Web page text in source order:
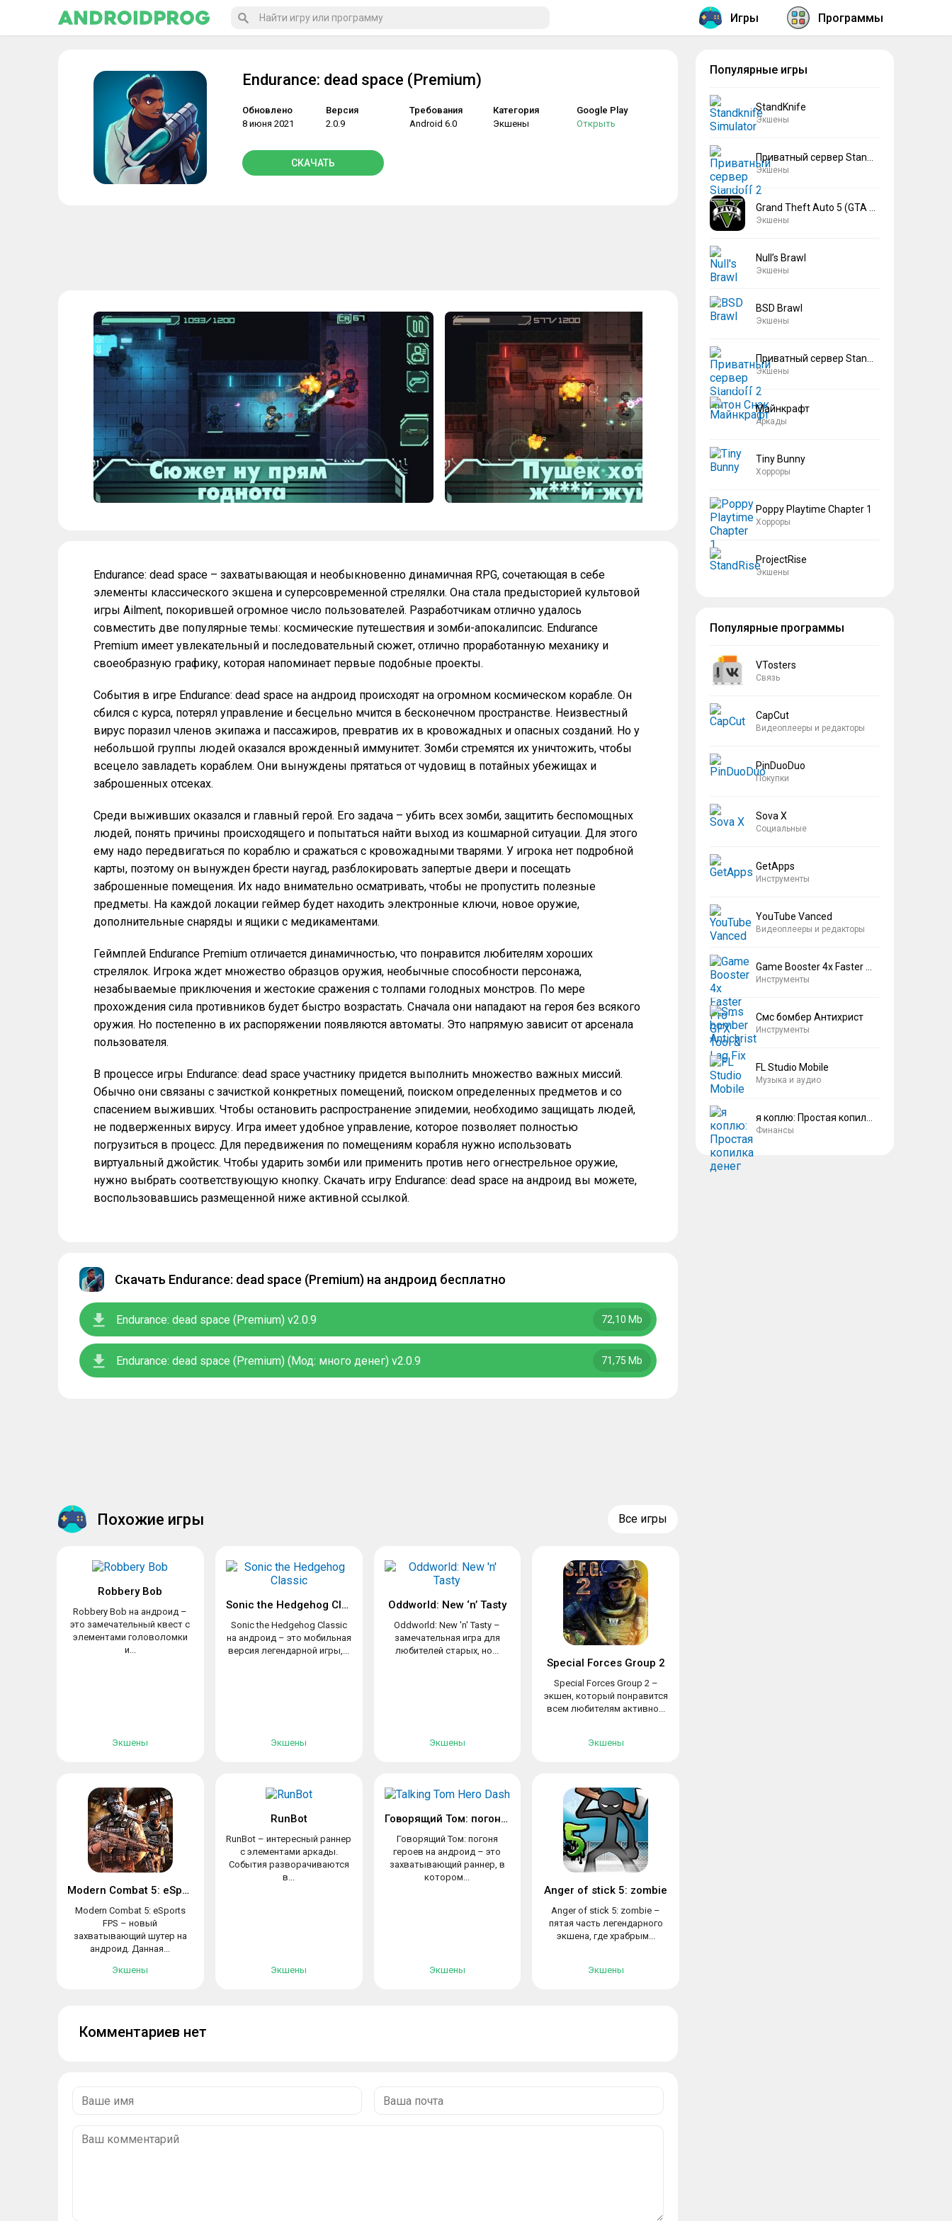
Игры Программы
Endurance: dead space (Premium)
Обновлено
8 июня 2021
Версия
2.0.9
Требования
Android 6.0
Категория
Экшены
Google Play
Открыть
СКАЧАТЬ
Endurance: dead space – захватывающая и необыкновенно динамичная RPG, сочетающая в себе
элементы классического экшена и суперсовременной стрелялки. Она стала предысторией культовой
игры Ailment, покорившей огромное число пользователей. Разработчикам отлично удалось
совместить две популярные темы: космические путешествия и зомби-апокалипсис. Endurance
Premium имеет увлекательный и последовательный сюжет, отлично проработанную механику и
своеобразную графику, которая напоминает первые подобные проекты.
События в игре Endurance: dead space на андроид происходят на огромном космическом корабле. Он
сбился с курса, потерял управление и бесцельно мчится в бесконечном пространстве. Неизвестный
вирус поразил членов экипажа и пассажиров, превратив их в кровожадных и опасных созданий. Но у
небольшой группы людей оказался врожденный иммунитет. Зомби стремятся их уничтожить, чтобы
всецело завладеть кораблем. Они вынуждены прятаться от чудовищ в потайных убежищах и
заброшенных отсеках.
Среди выживших оказался и главный герой. Его задача – убить всех зомби, защитить беспомощных
людей, понять причины происходящего и попытаться найти выход из кошмарной ситуации. Для этого
ему надо передвигаться по кораблю и сражаться с кровожадными тварями. У игрока нет подробной
карты, поэтому он вынужден брести наугад, разблокировать запертые двери и посещать
заброшенные помещения. Их надо внимательно осматривать, чтобы не пропустить полезные
предметы. На каждой локации геймер будет находить электронные ключи, новое оружие,
дополнительные снаряды и ящики с медикаментами.
Геймплей Endurance Premium отличается динамичностью, что понравится любителям хороших
стрелялок. Игрока ждет множество образцов оружия, необычные способности персонажа,
незабываемые приключения и жестокие сражения с толпами голодных монстров. По мере
прохождения сила противников будет быстро возрастать. Сначала они нападают на героя без всякого
оружия. Но постепенно в их распоряжении появляются автоматы. Это напрямую зависит от арсенала
пользователя.
В процессе игры Endurance: dead space участнику придется выполнить множество важных миссий.
Обычно они связаны с зачисткой конкретных помещений, поиском определенных предметов и со
спасением выживших. Чтобы остановить распространение эпидемии, необходимо защищать людей,
не подверженных вирусу. Игра имеет удобное управление, которое позволяет полностью
погрузиться в процесс. Для передвижения по помещениям корабля нужно использовать
виртуальный джойстик. Чтобы ударить зомби или применить против него огнестрельное оружие,
нужно выбрать соответствующую кнопку. Скачать игру Endurance: dead space на андроид вы можете,
воспользовавшись размещенной ниже активной ссылкой.
Скачать Endurance: dead space (Premium) на андроид бесплатно
Endurance: dead space (Premium) v2.0.9 72,10 Mb
Endurance: dead space (Premium) (Мод: много денег) v2.0.9 71,75 Mb
Похожие игры Все игры
Robbery Bob
Robbery Bob на андроид –
это замечательный квест с
элементами головоломки
и...
Экшены
Sonic the Hedgehog Classic
Sonic the Hedgehog Classic
на андроид – это мобильная
версия легендарной игры,...
Экшены
Oddworld: New ‘n’ Tasty
Oddworld: New 'n' Tasty –
замечательная игра для
любителей старых, но...
Экшены
Special Forces Group 2
Special Forces Group 2 –
экшен, который понравится
всем любителям активно...
Экшены
Modern Combat 5: eSports FPS
Modern Combat 5: eSports
FPS – новый
захватывающий шутер на
андроид. Данная...
Экшены
RunBot
RunBot – интересный раннер
с элементами аркады.
События разворачиваются
в...
Экшены
Говорящий Том: погоня героев
Говорящий Том: погоня
героев на андроид – это
захватывающий раннер, в
котором...
Экшены
Anger of stick 5: zombie
Anger of stick 5: zombie –
пятая часть легендарного
экшена, где храбрым...
Экшены
Комментариев нет
Популярные игры
StandKnife
Экшены
Экшены
Экшены
Null’s Brawl
Экшены
BSD Brawl
Экшены
Экшены
Майнкрафт
Аркады
Tiny Bunny
Хорроры
Poppy Playtime Chapter 1
Хорроры
ProjectRise
Экшены
Популярные программы
VTosters
Связь
CapCut
Видеоплееры и редакторы
PinDuoDuo
Покупки
Sova X
Социальные
GetApps
Инструменты
YouTube Vanced
Видеоплееры и редакторы
Инструменты
Смс бомбер Антихрист
Инструменты
FL Studio Mobile
Музыка и аудио
Финансы